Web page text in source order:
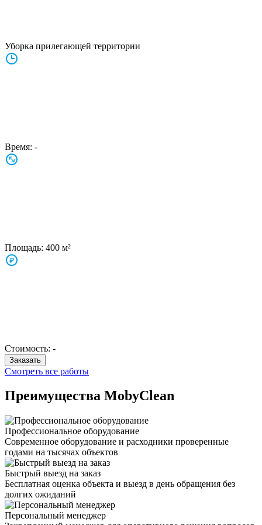
Уборка прилегающей территории
Время: -
Площадь: 400 м²
Стоимость: -
Заказать
Смотреть все работы
Преимущества MobyClean
Профессиональное оборудование
Современное оборудование и расходники проверенные
годами на тысячах объектов
Быстрый выезд на заказ
Бесплатная оценка объекта и выезд в день обращения без
долгих ожиданий
Персональный менеджер